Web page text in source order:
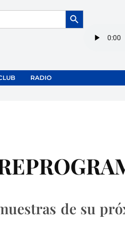
Botón de
RADIO
de su